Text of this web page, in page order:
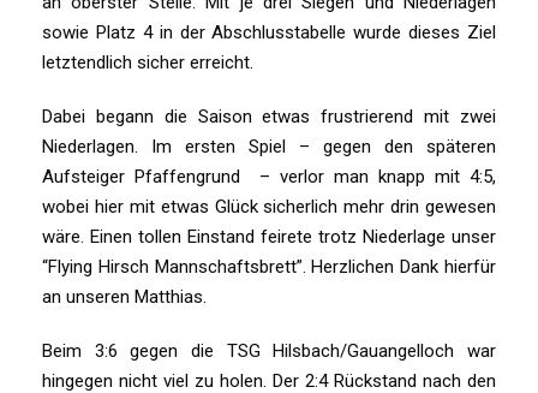
sowie Platz 4 in der Abschlusstabelle wurde dieses Ziel
letztendlich sicher erreicht.
Dabei begann die Saison etwas frustrierend mit zwei
Niederlagen. Im ersten Spiel – gegen den späteren
Aufsteiger Pfaffengrund – verlor man knapp mit 4:5,
wobei hier mit etwas Glück sicherlich mehr drin gewesen
wäre. Einen tollen Einstand feirete trotz Niederlage unser
“Flying Hirsch Mannschaftsbrett”. Herzlichen Dank hierfür
an unseren Matthias.
Beim 3:6 gegen die TSG Hilsbach/Gauangelloch war
hingegen nicht viel zu holen. Der 2:4 Rückstand nach den